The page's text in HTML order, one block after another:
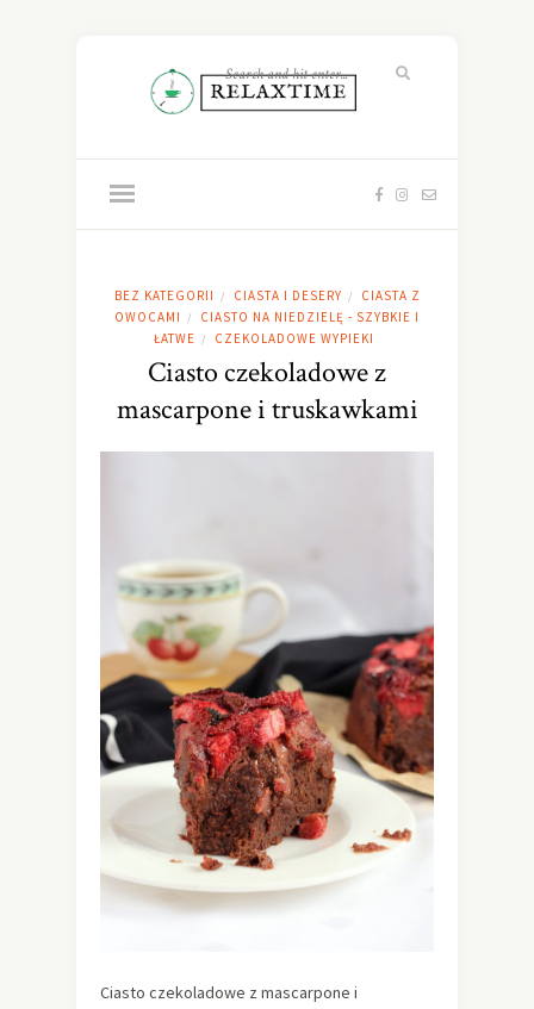
BEZ KATEGORII / CIASTA I DESERY /
CIASTA Z
OWOCAMI
/
CIASTO NA NIEDZIELĘ - SZYBKIE I
ŁATWE / CZEKOLADOWE WYPIEKI
Ciasto czekoladowe z
mascarpone i truskawkami
Ciasto czekoladowe z mascarpone i